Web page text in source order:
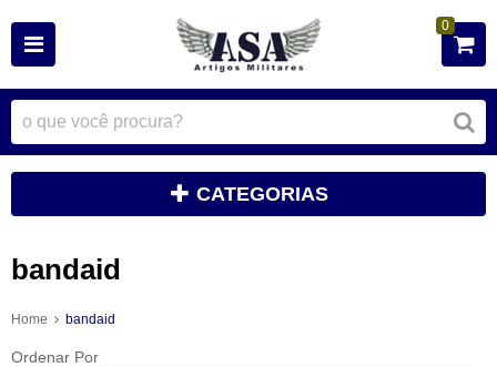
0
CATEGORIAS
bandaid
Home bandaid
Ordenar Por